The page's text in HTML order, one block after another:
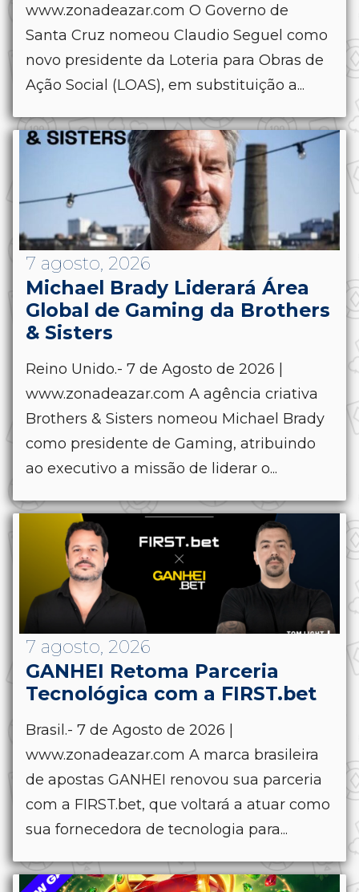
www.zonadeazar.com O Governo de
Santa Cruz nomeou Claudio Seguel como
novo presidente da Loteria para Obras de
Ação Social (LOAS), em substituição a...
7 agosto, 2026
Michael Brady Liderará Área
Global de Gaming da Brothers
& Sisters
Reino Unido.- 7 de Agosto de 2026 |
www.zonadeazar.com A agência criativa
Brothers & Sisters nomeou Michael Brady
como presidente de Gaming, atribuindo
ao executivo a missão de liderar o...
7 agosto, 2026
GANHEI Retoma Parceria
Tecnológica com a FIRST.bet
Brasil.- 7 de Agosto de 2026 |
www.zonadeazar.com A marca brasileira
de apostas GANHEI renovou sua parceria
com a FIRST.bet, que voltará a atuar como
sua fornecedora de tecnologia para...